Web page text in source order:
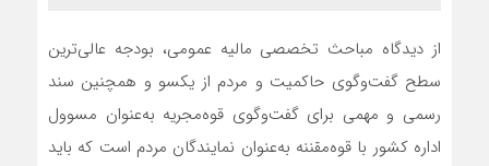
از دیدگاه مباحث تخصصی مالیه عمومی، بودجه عالی‌ترین
سطح گفت‌وگوی حاکمیت و مردم از یکسو و همچنین سند
رسمی و مهمی برای گفت‌وگوی قوه‌مجریه به‌عنوان مسوول
اداره کشور با قوه‌مقننه به‌عنوان نمایندگان مردم است که باید